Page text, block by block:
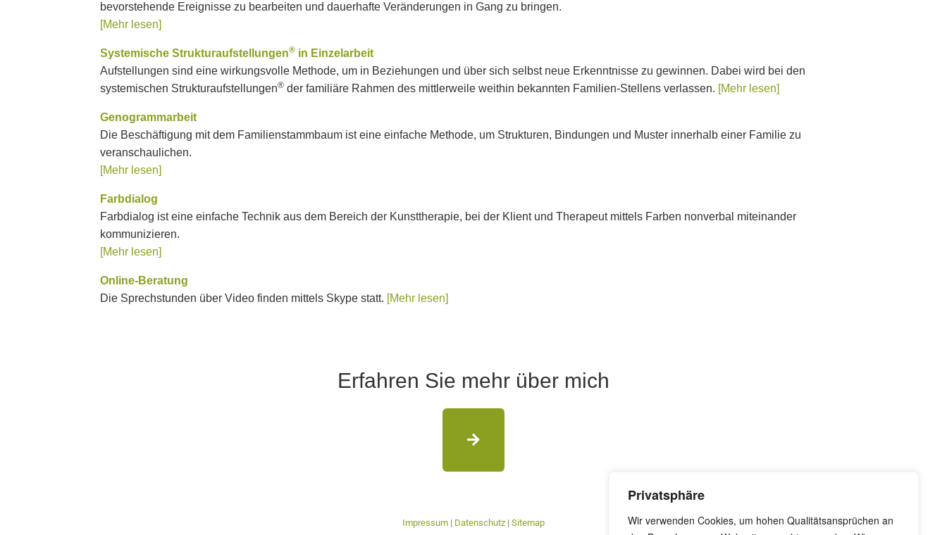
Privatsphäre
Wir verwenden Cookies, um hohen Qualitätsansprüchen an
bevorstehende Ereignisse zu bearbeiten und dauerhafte Veränderungen in Gang zu bringen.
[Mehr lesen]
Systemische Strukturaufstellungen® in Einzelarbeit
Aufstellungen sind eine wirkungsvolle Methode, um in Beziehungen und über sich selbst neue Erkenntnisse zu gewinnen. Dabei wird bei den
systemischen Strukturaufstellungen® der familiäre Rahmen des mittlerweile weithin bekannten Familien-Stellens verlassen. [Mehr lesen]
Genogrammarbeit
Die Beschäftigung mit dem Familienstammbaum ist eine einfache Methode, um Strukturen, Bindungen und Muster innerhalb einer Familie zu
veranschaulichen.
[Mehr lesen]
Farbdialog
Farbdialog ist eine einfache Technik aus dem Bereich der Kunsttherapie, bei der Klient und Therapeut mittels Farben nonverbal miteinander
kommunizieren.
[Mehr lesen]
Online-Beratung
Die Sprechstunden über Video finden mittels Skype statt. [Mehr lesen]
Erfahren Sie mehr über mich
Impressum | Datenschutz | Sitemap